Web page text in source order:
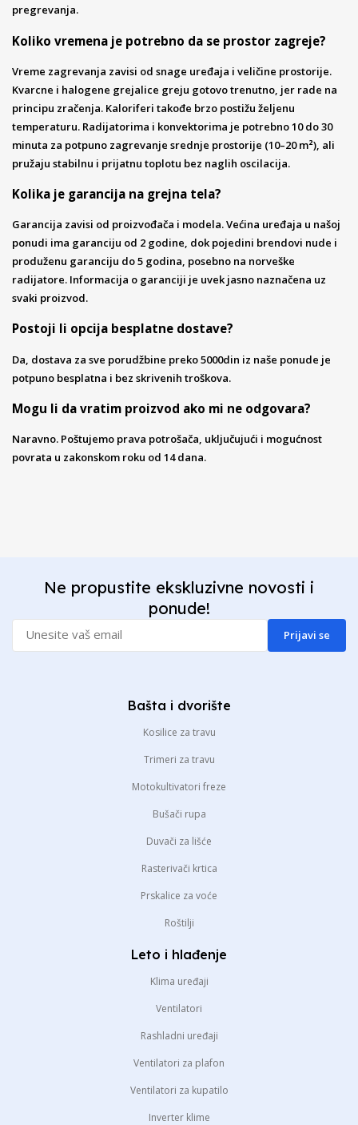
pregrevanja.
Koliko vremena je potrebno da se prostor zagreje?
Vreme zagrevanja zavisi od snage uređaja i veličine prostorije.
Kvarcne i halogene grejalice greju gotovo trenutno, jer rade na
principu zračenja. Kaloriferi takođe brzo postižu željenu
temperaturu. Radijatorima i konvektorima je potrebno 10 do 30
minuta za potpuno zagrevanje srednje prostorije (10–20 m²), ali
pružaju stabilnu i prijatnu toplotu bez naglih oscilacija.
Kolika je garancija na grejna tela?
Garancija zavisi od proizvođača i modela. Većina uređaja u našoj
ponudi ima garanciju od 2 godine, dok pojedini brendovi nude i
produženu garanciju do 5 godina, posebno na norveške
radijatore. Informacija o garanciji je uvek jasno naznačena uz
svaki proizvod.
Postoji li opcija besplatne dostave?
Da, dostava za sve porudžbine preko 5000din iz naše ponude je
potpuno besplatna i bez skrivenih troškova.
Mogu li da vratim proizvod ako mi ne odgovara?
Naravno. Poštujemo prava potrošača, uključujući i mogućnost
povrata u zakonskom roku od 14 dana.
Ne propustite ekskluzivne novosti i
ponude!
Prijavi se
Bašta i dvorište
Kosilice za travu
Trimeri za travu
Motokultivatori freze
Bušači rupa
Duvači za lišće
Rasterivači krtica
Prskalice za voće
Roštilji
Leto i hlađenje
Klima uređaji
Ventilatori
Rashladni uređaji
Ventilatori za plafon
Ventilatori za kupatilo
Inverter klime